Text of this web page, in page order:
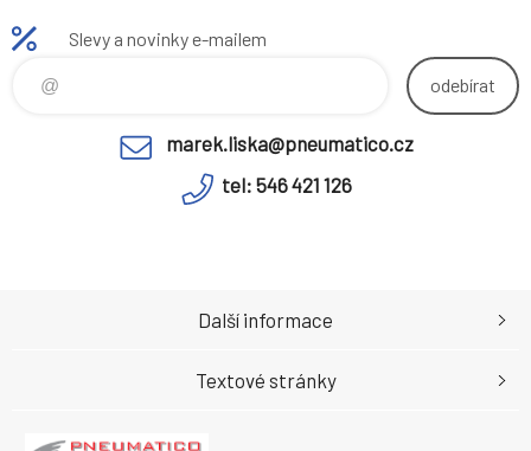
Slevy a novinky e-mailem
odebírat
marek.liska@pneumatico.cz
tel: 546 421 126
Další informace
Textové stránky